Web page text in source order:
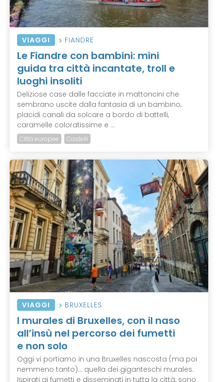
VIAGGI FIANDRE
Le Fiandre con bambini: mini
guida tra città incantate, troll e
luoghi insoliti
Deliziose case dalle facciate in mattoncini che
sembrano uscite dalla fantasia di un bambino,
placidi canali da solcare a bordo di battelli,
caramelle coloratissime e ...
Città europee Castelli
VIAGGI BRUXELLES
I murales di Bruxelles, con il naso
all’insù nel percorso dei fumetti
e non solo
Oggi vi portiamo in una Bruxelles nascosta (ma poi
nemmeno tanto)… quella dei giganteschi murales.
Ispirati ai fumetti e disseminati in tutta la città, sono